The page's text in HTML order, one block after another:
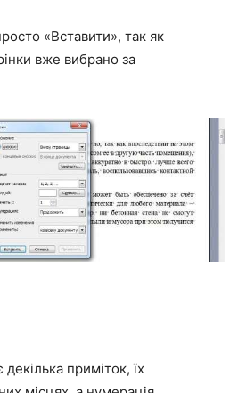
«Вставити», так як
вже вибрано за
приміток, їх